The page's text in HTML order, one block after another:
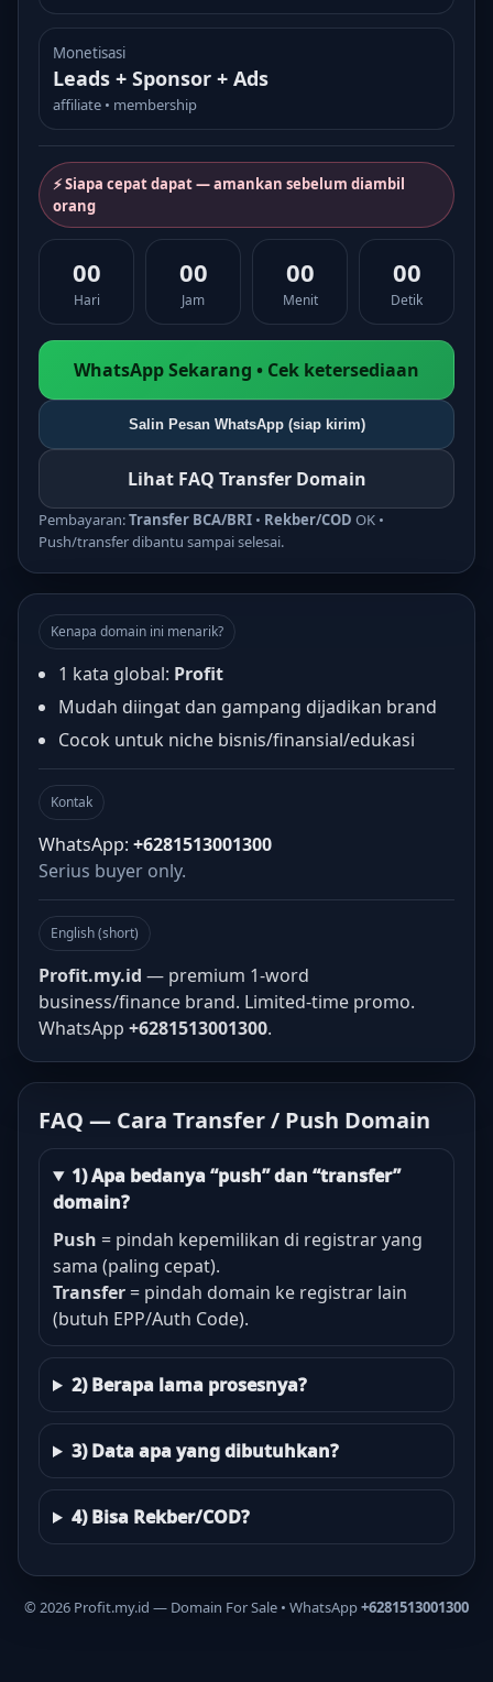
Monetisasi
Leads + Sponsor + Ads
affiliate • membership
⚡ Siapa cepat dapat — amankan sebelum diambil
orang
00
Hari
00
Jam
00
Menit
00
Detik
WhatsApp Sekarang • Cek ketersediaan
Salin Pesan WhatsApp (siap kirim)
Lihat FAQ Transfer Domain
Pembayaran:Transfer BCA/BRI • Rekber/COD OK •
Push/transfer dibantu sampai selesai.
Kenapa domain ini menarik?
1 kata global: Profit
Mudah diingat dan gampang dijadikan brand
Cocok untuk niche bisnis/finansial/edukasi
Kontak
WhatsApp: +6281513001300
Serius buyer only.
English (short)
Profit.my.id — premium 1-word
business/finance brand. Limited-time promo.
WhatsApp +6281513001300.
FAQ — Cara Transfer / Push Domain
1) Apa bedanya “push” dan “transfer”
domain?
Push = pindah kepemilikan di registrar yang
sama (paling cepat).
Transfer = pindah domain ke registrar lain
(butuh EPP/Auth Code).
2) Berapa lama prosesnya?
3) Data apa yang dibutuhkan?
4) Bisa Rekber/COD?
© 2026 Profit.my.id — Domain For Sale • WhatsApp+6281513001300